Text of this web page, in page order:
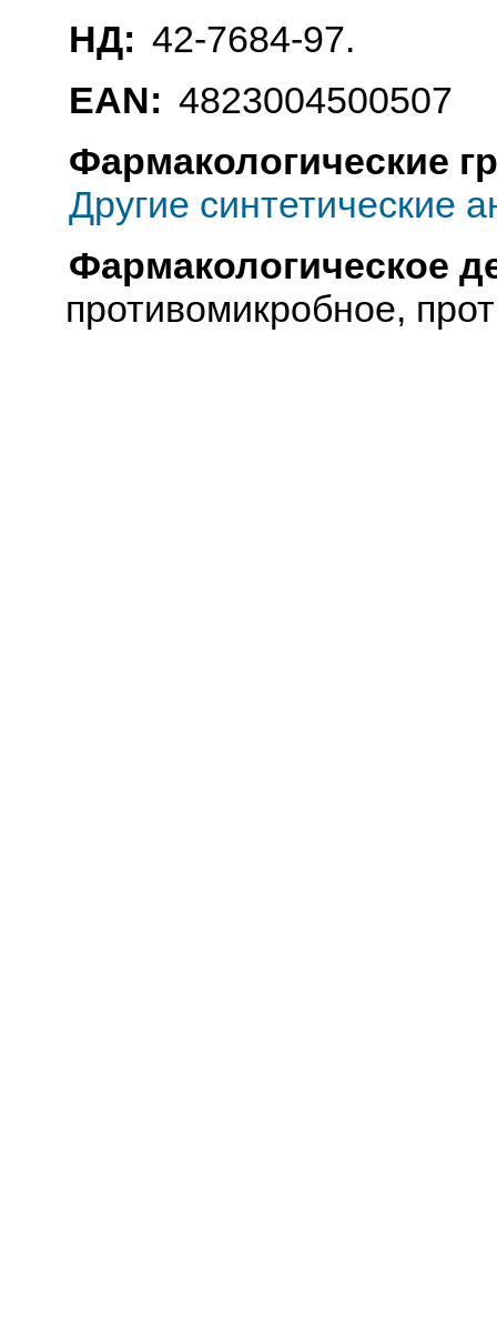
НД: 42-7684-97.
EAN: 4823004500507
Фармакологические
Другие синтетические
Фармакологическое
противомикробное,